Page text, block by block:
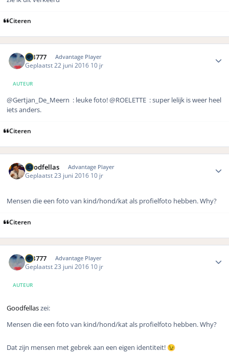
Citeren
MB777 Advantage Player
Geplaatst 22 juni 2016 10 jr
AUTEUR
@Gertjan_De_Meern : leuke foto!@ROELETTE : super lelijk is weer heel
iets anders.
Citeren
Goodfellas Advantage Player
Geplaatst 23 juni 2016 10 jr
Mensen die een foto van kind/hond/kat als profielfoto hebben. Why?
Citeren
MB777 Advantage Player
Geplaatst 23 juni 2016 10 jr
AUTEUR
Goodfellaszei:
Mensen die een foto van kind/hond/kat als profielfoto hebben. Why?
Dat zijn mensen met gebrek aan een eigen identiteit! 😉